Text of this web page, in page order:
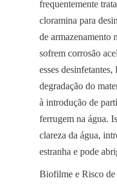
frequentemente
cloramina para
de armazenamento
sofrem corrosão
esses desinfetantes,
degradação do
à introdução de
ferrugem na água.
clareza da água,
estranha e pode
Biofilme e Risco de